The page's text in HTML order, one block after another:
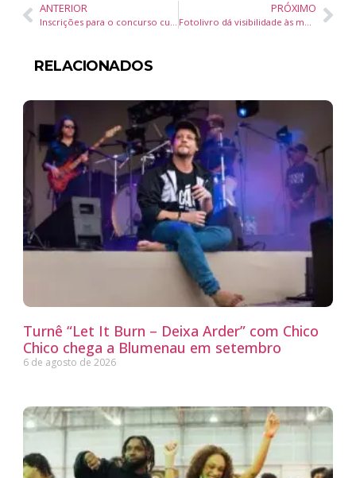
ANTERIOR
Inscrições para o concurso cultural BC em Traços seguem abertas até 20 de setembro em Balneário Camboriú
PRÓXIMO
Fotolivro dá visibilidade às mulheres da comunidade pesqueira de Bombinhas
RELACIONADOS
Turnê “Let It Burn – Deixa Arder” com Chico
Chico chega a Blumenau em setembro
6 de agosto de 2026